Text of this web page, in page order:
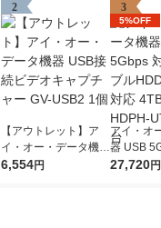
2
【アウトレット】ア
イ・オー・データ機器
USB接続ビデオキャ
6,554円
3
5%OFF
アイ・オ
器 USB
ポータブ
27,720円